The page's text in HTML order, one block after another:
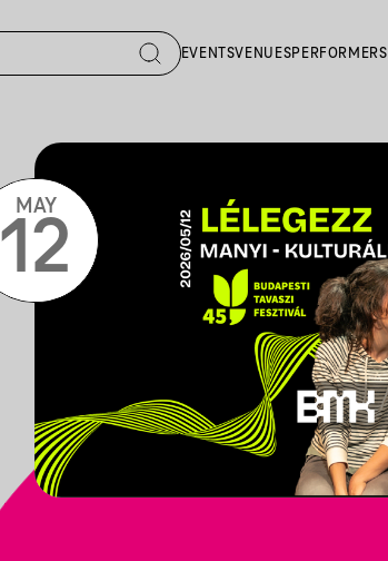
EVENTSVENUESPERFORMERS
MAY
12